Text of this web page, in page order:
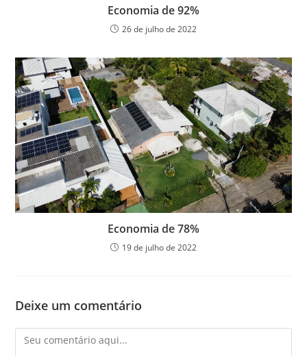
Economia de 92%
26 de julho de 2022
Economia de 78%
19 de julho de 2022
Deixe um comentário